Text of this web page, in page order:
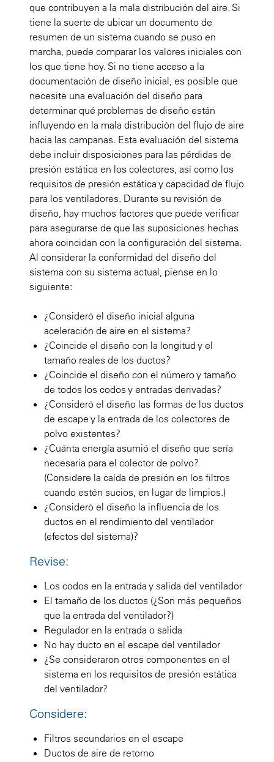
que contribuyen a la mala distribución del aire. Si
tiene la suerte de ubicar un documento de
resumen de un sistema cuando se puso en
marcha, puede comparar los valores iniciales con
los que tiene hoy. Si no tiene acceso a la
documentación de diseño inicial, es posible que
necesite una evaluación del diseño para
determinar qué problemas de diseño están
influyendo en la mala distribución del flujo de aire
hacia las campanas. Esta evaluación del sistema
debe incluir disposiciones para las pérdidas de
presión estática en los colectores, así como los
requisitos de presión estática y capacidad de flujo
para los ventiladores. Durante su revisión de
diseño, hay muchos factores que puede verificar
para asegurarse de que las suposiciones hechas
ahora coincidan con la configuración del sistema.
Al considerar la conformidad del diseño del
sistema con su sistema actual, piense en lo
siguiente:
¿Consideró el diseño inicial alguna
aceleración de aire en el sistema?
¿Coincide el diseño con la longitud y el
tamaño reales de los ductos?
¿Coincide el diseño con el número y tamaño
de todos los codos y entradas derivadas?
¿Consideró el diseño las formas de los ductos
de escape y la entrada de los colectores de
polvo existentes?
¿Cuánta energía asumió el diseño que sería
necesaria para el colector de polvo?
(Considere la caída de presión en los filtros
cuando estén sucios, en lugar de limpios.)
¿Consideró el diseño la influencia de los
ductos en el rendimiento del ventilador
(efectos del sistema)?
Revise:
Los codos en la entrada y salida del ventilador
El tamaño de los ductos (¿Son más pequeños
que la entrada del ventilador?)
Regulador en la entrada o salida
No hay ducto en el escape del ventilador
¿Se consideraron otros componentes en el
sistema en los requisitos de presión estática
del ventilador?
Considere:
Filtros secundarios en el escape
Ductos de aire de retorno